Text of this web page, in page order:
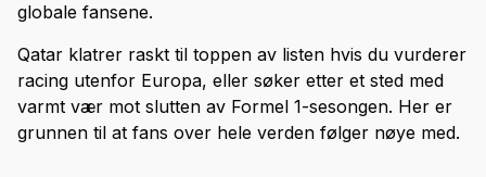
globale fansene.
Qatar klatrer raskt til toppen av listen hvis du vurderer
racing utenfor Europa, eller søker etter et sted med
varmt vær mot slutten av Formel 1-sesongen. Her er
grunnen til at fans over hele verden følger nøye med.